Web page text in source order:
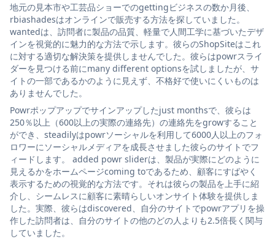
地元の見本市や工芸品ショーでのgettingビジネスの数か月後、
rbiashadesはオンラインで販売する方法を探していました。
wantedは、訪問者に製品の品質、軽量で人間工学に基づいたデザ
インを視覚的に魅力的な方法で示します。彼らのShopSiteはこれ
に対する適切な解決策を提供しませんでした。彼らはpowrスライ
ダーを見つける前にmany different optionsを試しましたが、サ
イトの一部であるかのように見えず、不格好で使いにくいものは
ありませんでした。
Powrポップアップでサインアップしたjust monthsで、彼らは
250％以上（600以上の実際の連絡先）の連絡先をgrowすること
ができ、steadilyはpowrソーシャルを利用して6000人以上のフォ
ロワーにソーシャルメディアを成長させました彼らのサイトでフ
ィードします。 added powr sliderは、製品が実際にどのように
見えるかをホームページcoming toであるため、顧客にすばやく
表示するための視覚的な方法です。それは彼らの製品を上手に紹
介し、シームレスに顧客に素晴らしいオンサイト体験を提供しま
した。実際、彼らはdiscovered、自分のサイトでpowrアプリを操
作した訪問者は、自分のサイトの他のどの人よりも2.5倍長く関与
していました。